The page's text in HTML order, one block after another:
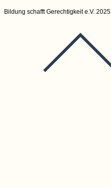
Bildung schafft Gerechtigkeit e.V. 2025